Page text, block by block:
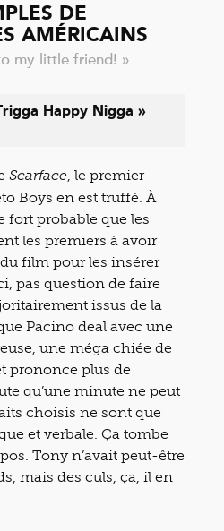
DE
AMÉRICAINS
my little friend! »
Happy Nigga »
Scarface, le premier
Boys en est truffé. À
fort probable que les
les premiers à avoir
film pour les insérer
pas question de faire
issus de la
Pacino deal avec une
une méga chiée de
prononce plus de
qu’une minute ne peut
choisis ne sont que
et verbale. Ça tombe
Tony n’avait peut-être
mais des culs, ça, il en